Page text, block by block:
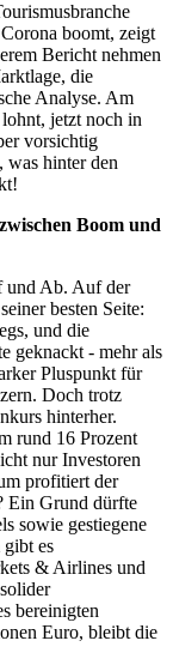
boomt, zeigt
Bericht nehmen
die
Analyse. Am
jetzt noch in
vorsichtig
was hinter den
Boom und
und Ab. Auf der
besten Seite:
und die
geknackt - mehr als
Pluspunkt für
Doch trotz
hinterher.
rund 16 Prozent
nur Investoren
profitiert der
Ein Grund dürfte
sowie gestiegene
gibt es
& Airlines und
bereinigten
Euro, bleibt die